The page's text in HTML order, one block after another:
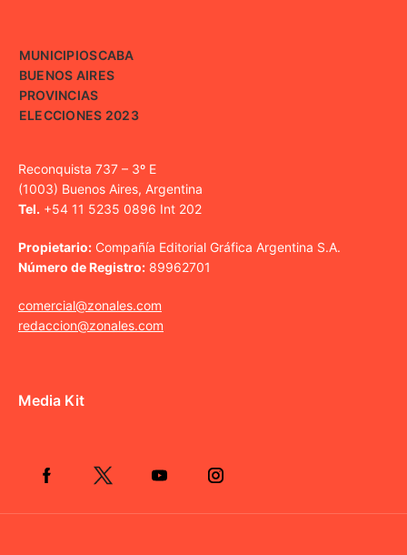
MUNICIPIOSCABA
BUENOS AIRES
PROVINCIAS
ELECCIONES 2023
Reconquista 737 – 3º E
(1003) Buenos Aires, Argentina
Tel. +54 11 5235 0896 Int 202
Propietario: Compañía Editorial Gráfica Argentina S.A.
Número de Registro: 89962701
comercial@zonales.com
redaccion@zonales.com
Media Kit